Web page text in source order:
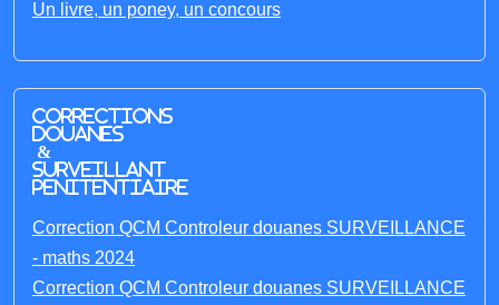
Un livre, un poney, un concours
Corrections
Douanes
&
Surveillant
penitentiaire
Correction QCM Controleur douanes SURVEILLANCE
- maths 2024
Correction QCM Controleur douanes SURVEILLANCE